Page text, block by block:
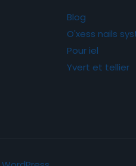
Blog
O'xess nails
Pour iel
Yvert et tellier